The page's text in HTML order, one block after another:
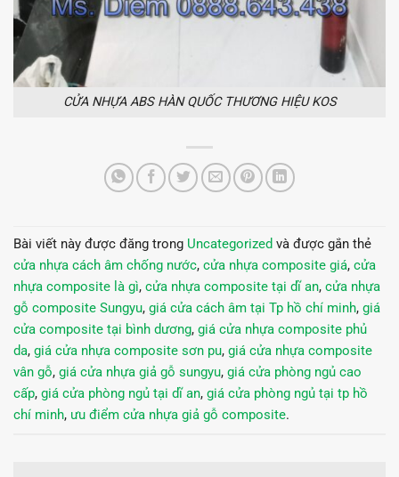
CỬA NHỰA ABS HÀN QUỐC THƯƠNG HIỆU KOS
Bài viết này được đăng trong Uncategorized và được gắn thẻ
cửa nhựa cách âm chống nước, cửa nhựa composite giá, cửa
nhựa composite là gì, cửa nhựa composite tại dĩ an, cửa nhựa
gỗ composite Sungyu, giá cửa cách âm tại Tp hồ chí minh, giá
cửa composite tại bình dương, giá cửa nhựa composite phủ
da, giá cửa nhựa composite sơn pu, giá cửa nhựa composite
vân gỗ, giá cửa nhựa giả gỗ sungyu, giá cửa phòng ngủ cao
cấp, giá cửa phòng ngủ tại dĩ an, giá cửa phòng ngủ tại tp hồ
chí minh, ưu điểm cửa nhựa giả gỗ composite.